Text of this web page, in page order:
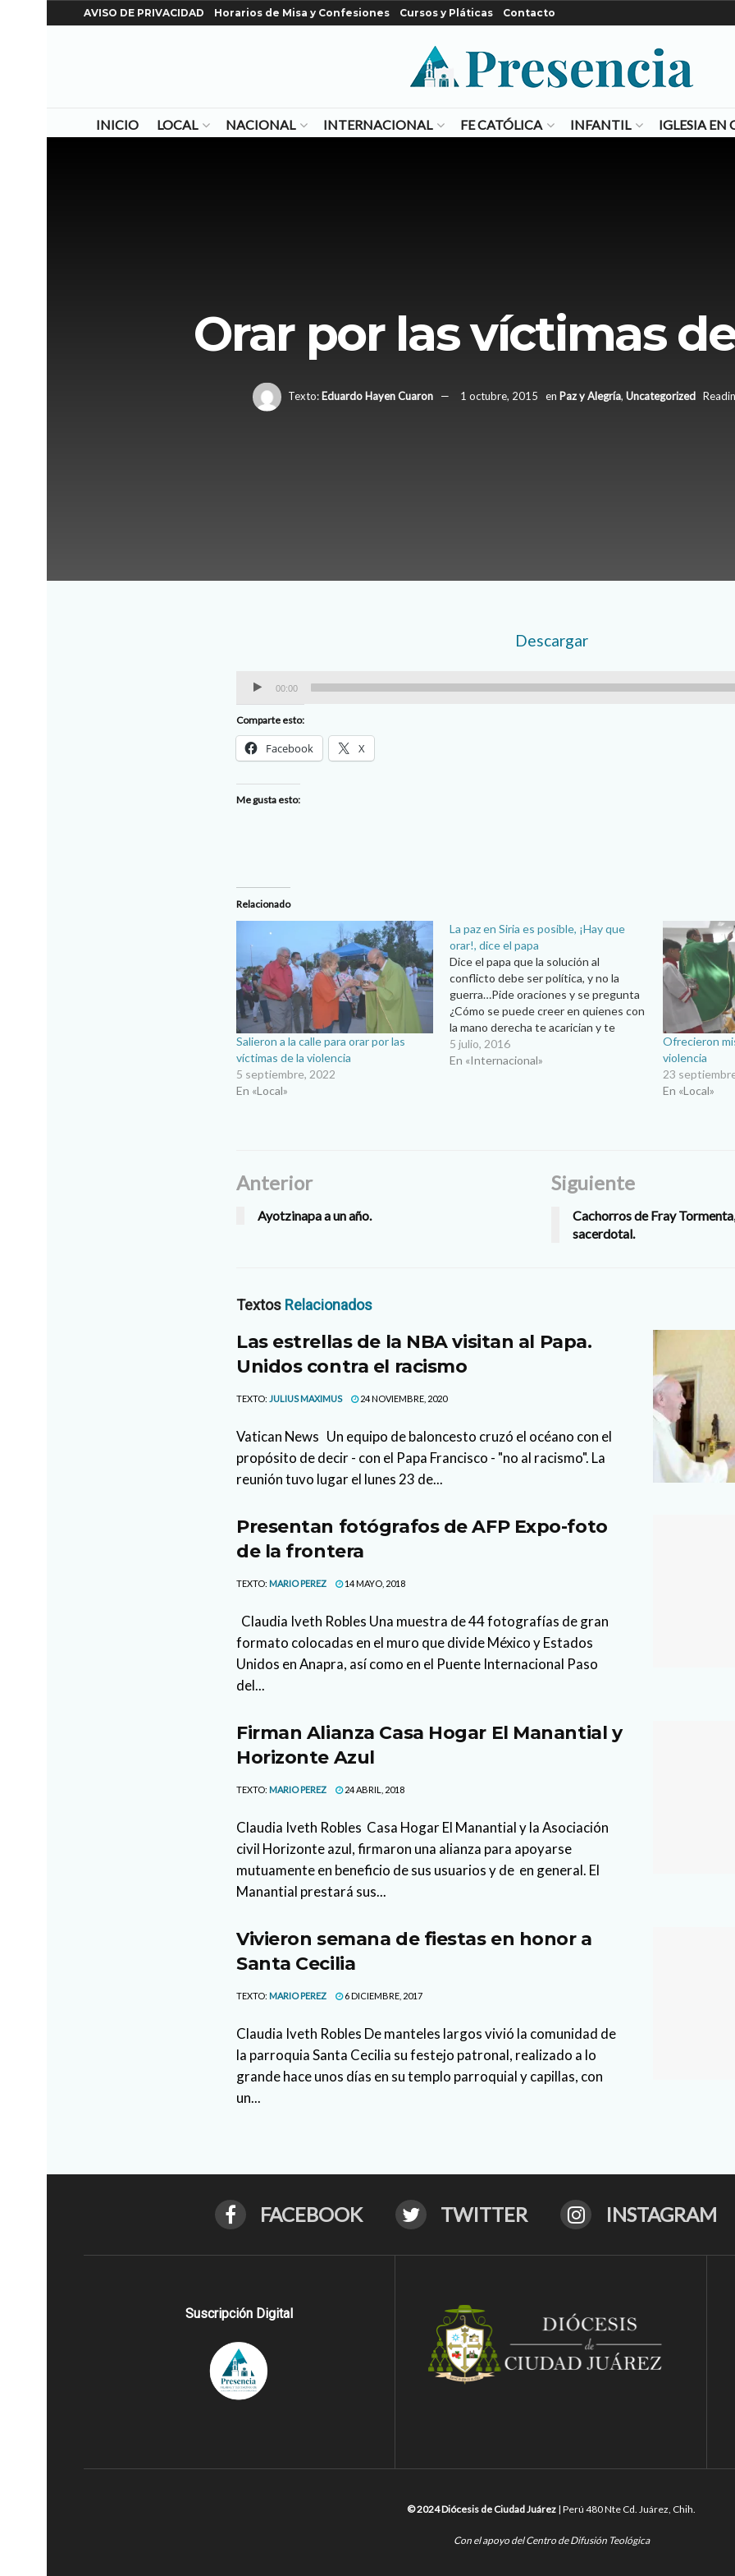
AVISO DE PRIVACIDAD Horarios de Misa y Confesiones Cursos y Pláticas Contacto
INICIO LOCAL NACIONAL INTERNACIONAL FE CATÓLICA INFANTIL IGLESIA
Orar por las víctimas
Texto:Eduardo Hayen Cuaron 1 octubre, 2015 en Paz y Alegría, Uncategorized
Descargar
Reproductor de audio
00:00
Comparte esto:
Facebook X
Me gusta esto:
Relacionado
Salieron a la calle para orar por las
víctimas de la violencia
5 septiembre, 2022
En «Local»
La paz en Siria es posible, ¡Hay que
orar!, dice el papa
Dice el papa que la solución al
conflicto debe ser política, y no la
guerra…Pide oraciones y se pregunta
¿Cómo se puede creer en quienes con
la mano derecha te acarician y te
golpean con la izquierda?”… En un
video-mensaje, publicado este martes
5 julio, 2016
En «Internacional»
Ofrecieron
violencia
23
En «Local»
Anterior
Ayotzinapa a un año.
Siguiente
Cachorros de Fray
sacerdotal.
Textos Relacionados
Las estrellas de la NBA visitan al Papa.
Unidos contra el racismo
TEXTO: JULIUS MAXIMUS 24 NOVIEMBRE, 2020
Vatican News Un equipo de baloncesto cruzó el océano con el
propósito de decir - con el Papa Francisco - "no al racismo". La
reunión tuvo lugar el lunes 23 de...
Presentan fotógrafos de AFP Expo-foto
de la frontera
TEXTO: MARIO PEREZ 14 MAYO, 2018
Claudia Iveth Robles Una muestra de 44 fotografías de gran
formato colocadas en el muro que divide México y Estados
Unidos en Anapra, así como en el Puente Internacional Paso
del...
Firman Alianza Casa Hogar El Manantial y
Horizonte Azul
TEXTO: MARIO PEREZ 24 ABRIL, 2018
Claudia Iveth Robles Casa Hogar El Manantial y la Asociación
civil Horizonte azul, firmaron una alianza para apoyarse
mutuamente en beneficio de sus usuarios y de en general. El
Manantial prestará sus...
Vivieron semana de fiestas en honor a
Santa Cecilia
TEXTO: MARIO PEREZ 6 DICIEMBRE, 2017
Claudia Iveth Robles De manteles largos vivió la comunidad de
la parroquia Santa Cecilia su festejo patronal, realizado a lo
grande hace unos días en su templo parroquial y capillas, con
un...
FACEBOOK TWITTER INSTAGRAM
Suscripción Digital
© 2024 Diócesis de Ciudad Juárez | Perú 480 Nte Cd. Juárez, Chih.
Con el apoyo del Centro de Difusión Teológica